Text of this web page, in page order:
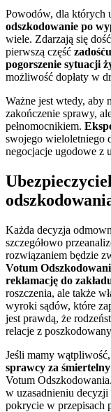
Powodów, dla których
odszkodowanie po
wiele. Zdarzają się
pierwszą część
pogorszenie sytuacji
możliwość dopłaty w
Ważne jest wtedy, aby
zakończenie sprawy,
pełnomocnikiem.
swojego wieloletniego
negocjacje ugodowe z
Każda decyzja
szczegółowo
rozwiązaniem będzie
Votum
reklamację do
roszczenia, ale także
wyroki sądów, które
jest prawdą, że
relacje z
Jeśli mamy
sprawcy za
Votum
w uzasadnieniu
pokrycie w przepisach